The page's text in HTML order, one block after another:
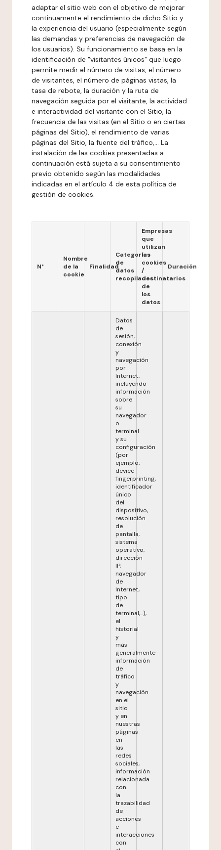
adaptar el sitio web con el objetivo de mejorar
continuamente el rendimiento de dicho Sitio y
la experiencia del usuario (especialmente según
las demandas y preferencias de navegación de
los usuarios). Su funcionamiento se basa en la
identificación de "visitantes únicos" que luego
permite medir el número de visitas, el número
de visitantes, el número de páginas vistas, la
tasa de rebote, la duración y la ruta de
navegación seguida por el visitante, la actividad
e interactividad del visitante con el Sitio, la
frecuencia de las visitas (en el Sitio o en ciertas
páginas del Sitio), el rendimiento de varias
páginas del Sitio, la fuente del tráfico,... La
instalación de las cookies presentadas a
continuación está sujeta a su consentimiento
previo obtenido según las modalidades
indicadas en el artículo 4 de esta política de
gestión de cookies.
N°
Nombre
de la
cookie
Finalidad
Categorías
de
datos
recopilados
Empresas
que
utilizan
las
cookies
/
destinatarios
de
los
datos
Duración
Datos
de
sesión,
conexión
y
navegación
por
Internet,
incluyendo
información
sobre
su
navegador
o
terminal
y su
configuración
(por
ejemplo:
device
fingerprinting,
identificador
único
del
dispositivo,
resolución
de
pantalla,
sistema
operativo,
dirección
IP,
navegador
de
Internet,
tipo
de
terminal,...),
el
historial
y
más
generalmente
información
de
tráfico
y
navegación
en el
sitio
y en
nuestras
páginas
en
las
redes
sociales,
información
relacionada
con
la
trazabilidad
de
acciones
e
interacciones
con